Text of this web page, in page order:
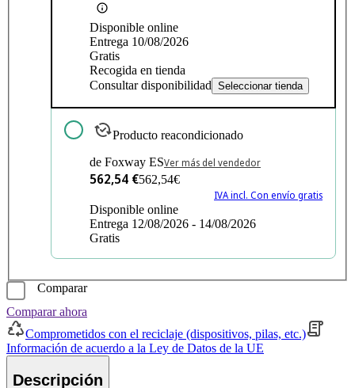
Disponible online
Entrega 10/08/2026
Gratis
Recogida en tienda
Consultar disponibilidad Seleccionar tienda
Producto reacondicionado
de Foxway ESVer más del vendedor
562,54 €562,54€
IVA incl. Con envío gratis
Disponible online
Entrega 12/08/2026 - 14/08/2026
Gratis
Comparar
Comparar ahora
Comprometidos con el reciclaje (dispositivos, pilas, etc.)
Información de acuerdo a la Ley de Datos de la UE
Descripción